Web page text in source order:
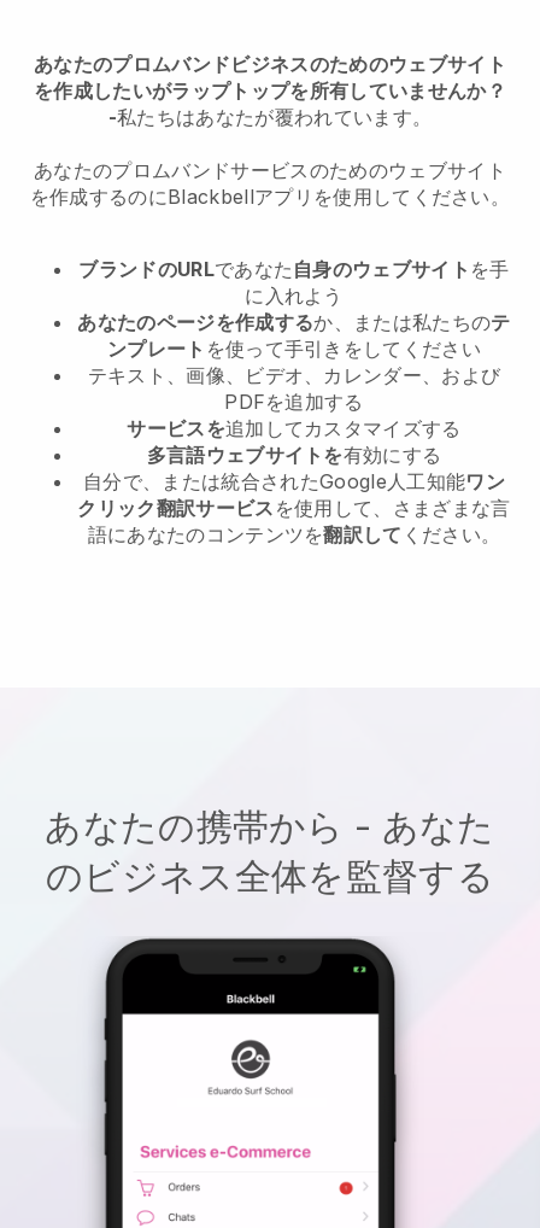
あなたのプロムバンドビジネスのためのウェブサイト
を作成したいがラップトップを所有していませんか？
-私たちはあなたが覆われています。
あなたのプロムバンドサービスのためのウェブサイト
を作成するのにBlackbellアプリを使用してください。
ブランドのURLであなた 自身のウェブサイト を手
に入れよう
あなたのページを作成するか、または私たちのテ
ンプレート を使って手引きをしてください
テキスト、画像、ビデオ、カレンダー、および
PDFを追加する
サービスを追加してカスタマイズする
多言語ウェブサイトを有効にする
自分で、または統合されたGoogle人工知能ワン
クリック翻訳サービス を使用して、さまざまな言
語にあなたのコンテンツを翻訳して ください。
あなたの携帯から - あなた
のビジネス全体を監督する